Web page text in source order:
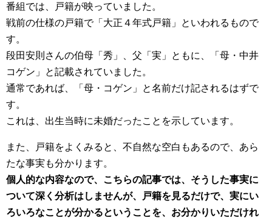
番組では、戸籍が映っていました。
戦前の仕様の戸籍で「大正４年式戸籍」といわれるもので
す。
段田安則さんの伯母「秀」、父「実」ともに、「母・中井
コゲン」と記載されていました。
通常であれば、「母・コゲン」と名前だけ記されるはずで
す。
これは、出生当時に未婚だったことを示しています。
また、戸籍をよくみると、不自然な空白もあるので、あら
たな事実も分かります。
個人的な内容なので、こちらの記事では、そうした事実に
ついて深く分析はしませんが、戸籍を見るだけで、実にい
ろいろなことが分かるということを、お分かりいただけれ